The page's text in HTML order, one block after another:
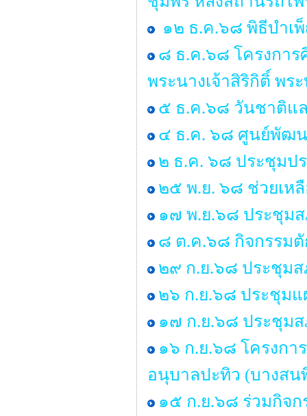
๑๒ ธ.ค.๖๘ พิธีบำ
๘ ธ.ค.๖๘ โครงการ
พระนางเจ้าสิริกิติ์ พ
๕ ธ.ค.๖๘ วันชาติแ
๔ ธ.ค. ๖๘ ศูนย์พัฒน
๒ ธ.ค. ๖๘ ประชุมป
๒๕ พ.ย. ๖๘ ช่วยเห
๑๗ พ.ย.๖๘ ประชุม
๘ ต.ค.๖๘ กิจกรรม
๒๙ ก.ย.๖๘ ประชุม
๒๖ ก.ย.๖๘ ประชุม
๑๗ ก.ย.๖๘ ประชุม
๑๖ ก.ย.๖๘ โครงกา
อนุบาลปะทิว (บางสน
๑๕ ก.ย.๖๘ ร่วมกิจก